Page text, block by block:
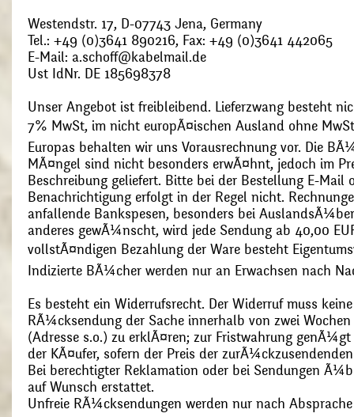
Westendstr. 17, D-07743 Jena, Germany
Tel.: +49 (0)3641 890216, Fax: +49 (0)3641 442065
E-Mail: a.schoff@kabelmail.de
Ust IdNr. DE 185698378
Unser Angebot ist freibleibend. Lieferzwang besteht
7% MwSt, im nicht europÃ¤ischen Ausland ohne
Europas behalten wir uns Vorausrechnung vor. Die
MÃ¤ngel sind nicht besonders erwÃ¤hnt, jedoch im
Beschreibung geliefert. Bitte bei der Bestellung E-Mail
Benachrichtigung erfolgt in der Regel nicht.
anfallende Bankspesen, besonders bei
anderes gewÃ¼nscht, wird jede Sendung ab 40,00
vollstÃ¤ndigen Bezahlung der Ware besteht
Indizierte BÃ¼cher werden nur an Erwachsen nach
Es besteht ein Widerrufsrecht. Der Widerruf muss
RÃ¼cksendung der Sache innerhalb von zwei
(Adresse s.o.) zu erklÃ¤ren; zur Fristwahrung
der KÃ¤ufer, sofern der Preis der
Bei berechtigter Reklamation oder bei Sendungen
auf Wunsch erstattet.
Unfreie RÃ¼cksendungen werden nur nach